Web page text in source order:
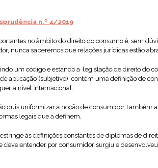
n.º 4/2019
no âmbito do direito do consumo é, sem
nunca saberemos que relações jurídicas estão
um código e estando a legislação de direito do
aplicação (subjetivo), contém uma definição de
a nível internacional.
quis uniformizar a noção de consumidor,
legais que a definem.
às definições constantes de diplomas de
deve entender por consumidor surgiu e